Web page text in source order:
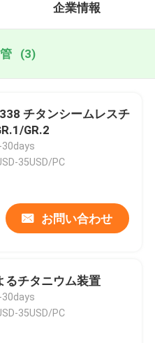
企業情報
(3)
チタンシームレスチ
GR.2
30days
35USD/PC
お問い合わせ
るチタニウム装置
30days
35USD/PC